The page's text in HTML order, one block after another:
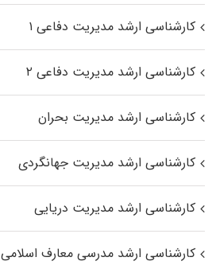
کارشناسی ارشد مدیریت دفاعی ۱
کارشناسی ارشد مدیریت دفاعی ۲
کارشناسی ارشد مدیریت بحران
کارشناسی ارشد مدیریت جهانگردی
کارشناسی ارشد مدیریت دریایی
کارشناسی ارشد مدرسی معارف اسلامی